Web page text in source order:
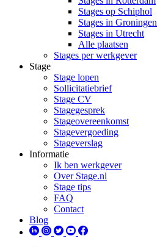
Stages op Schiphol
Stages in Groningen
Stages in Utrecht
Alle plaatsen
Stages per werkgever
Stage
Stage lopen
Sollicitatiebrief
Stage CV
Stagegesprek
Stageovereenkomst
Stagevergoeding
Stageverslag
Informatie
Ik ben werkgever
Over Stage.nl
Stage tips
FAQ
Contact
Blog